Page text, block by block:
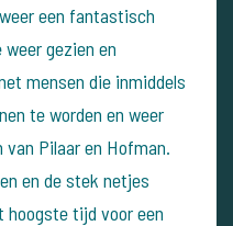
een fantastisch
weer gezien en
mensen die inmiddels
te worden en weer
van Pilaar en Hofman.
en de stek netjes
hoogste tijd voor een